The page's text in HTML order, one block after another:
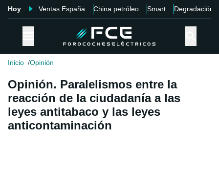
Hoy Ventas España China petróleo Smart Degradación
Inicio Opinión
Opinión. Paralelismos entre la
reacción de la ciudadanía a las
leyes antitabaco y las leyes
anticontaminación